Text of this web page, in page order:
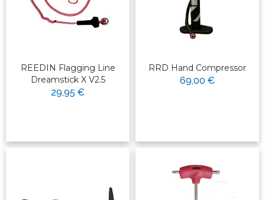
REEDIN Flagging Line
Dreamstick X V2.5
29,95 €
RRD Hand Compressor
69,00 €